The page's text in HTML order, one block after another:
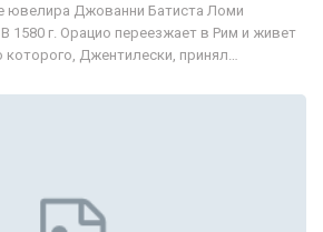
ювелира Джованни Батиста Ломи
1580 г. Орацио переезжает в Рим и живет
Джентилески, принял…